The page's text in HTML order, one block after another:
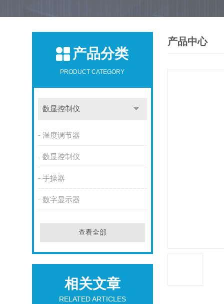
产品分类
PRODUCT CATEGORY
数显控制仪
温度调节器
数显控制仪
手操器
数字显示器
查看全部
相关文章
RELATED ARTICLES
产品中心